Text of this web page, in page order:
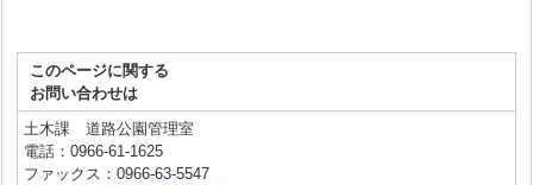
このページに関する
お問い合わせは
土木課 道路公園管理室
電話：0966-61-1625
ファックス：0966-63-5547